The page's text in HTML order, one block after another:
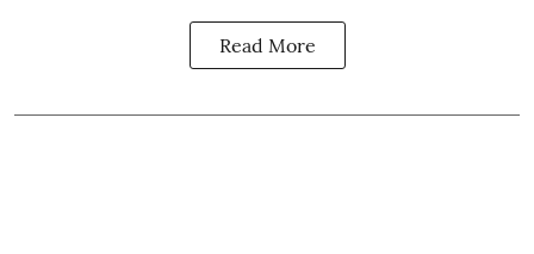
Read More